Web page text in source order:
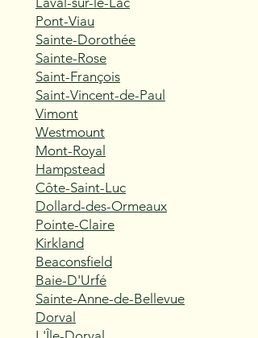
Pont-Viau
Sainte-Dorothée
Sainte-Rose
Saint-François
Saint-Vincent-de-Paul
Vimont
Westmount
Mont-Royal
Hampstead
Côte-Saint-Luc
Dollard-des-Ormeaux
Pointe-Claire
Kirkland
Beaconsfield
Baie-D'Urfé
Sainte-Anne-de-Bellevue
Dorval